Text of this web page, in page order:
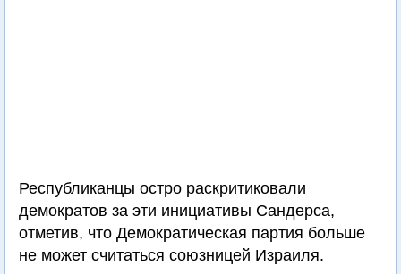
Республиканцы остро раскритиковали
демократов за эти инициативы Сандерса,
отметив, что Демократическая партия больше
не может считаться союзницей Израиля.